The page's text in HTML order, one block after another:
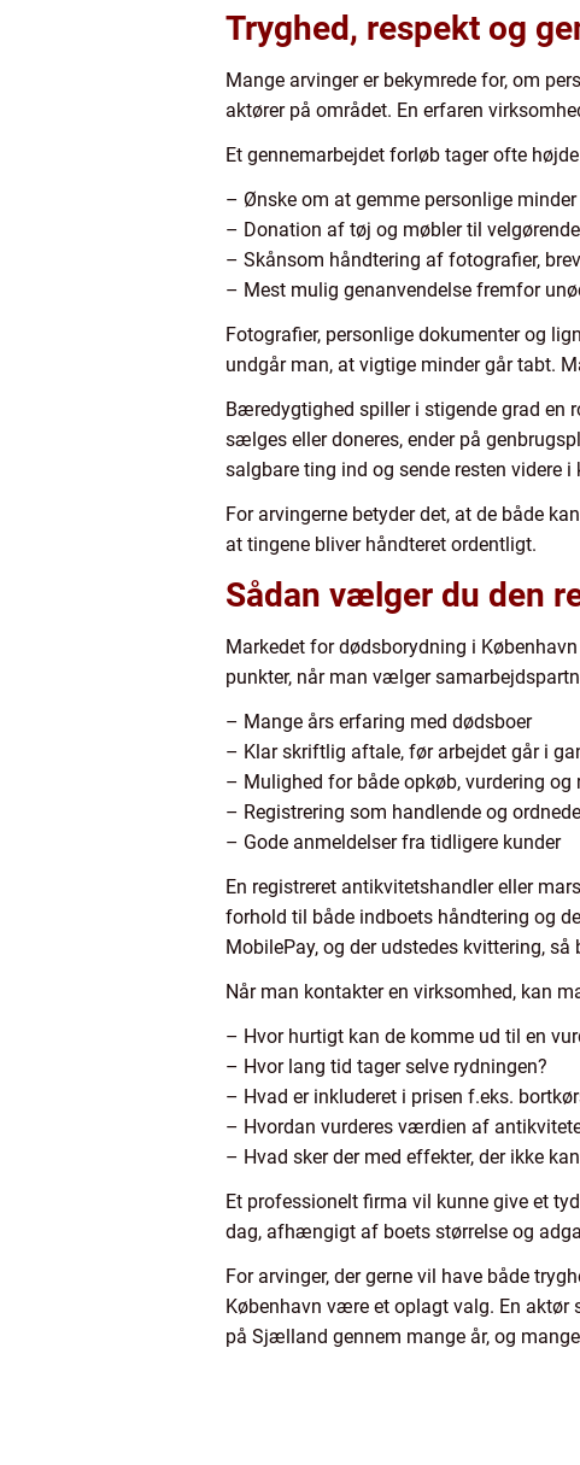
Tryghed, respekt og
Mange arvinger er bekymrede for, om
aktører på området. En erfaren
Et gennemarbejdet forløb tager ofte
– Ønske om at gemme personlige minder
– Donation af tøj og møbler til
– Skånsom håndtering af fotografier,
– Mest mulig genanvendelse fremfor
Fotografier, personlige dokumenter og
undgår man, at vigtige minder går tabt.
Bæredygtighed spiller i stigende grad en
sælges eller doneres, ender på
salgbare ting ind og sende resten videre
For arvingerne betyder det, at de både
at tingene bliver håndteret ordentligt.
Sådan vælger du den
Markedet for dødsborydning i
punkter, når man vælger
– Mange års erfaring med dødsboer
– Klar skriftlig aftale, før arbejdet går i
– Mulighed for både opkøb, vurdering og
– Registrering som handlende og
– Gode anmeldelser fra tidligere kunder
En registreret antikvitetshandler eller
forhold til både indboets håndtering og
MobilePay, og der udstedes kvittering,
Når man kontakter en virksomhed, kan
– Hvor hurtigt kan de komme ud til en
– Hvor lang tid tager selve rydningen?
– Hvad er inkluderet i prisen f.eks.
– Hvordan vurderes værdien af
– Hvad sker der med effekter, der ikke
Et professionelt firma vil kunne give et
dag, afhængigt af boets størrelse og
For arvinger, der gerne vil have både
København være et oplagt valg. En aktør
på Sjælland gennem mange år, og